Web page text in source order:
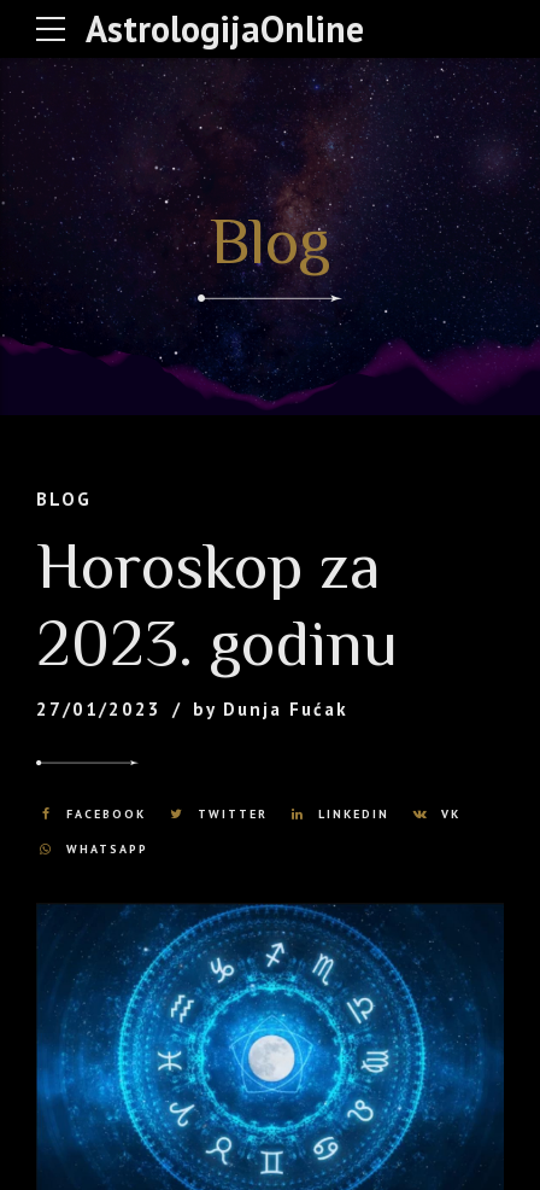
AstrologijaOnline
Blog
BLOG
Horoskop za
2023. godinu
27/01/2023 by Dunja Fućak
FACEBOOK TWITTER LINKEDIN VK
WHATSAPP